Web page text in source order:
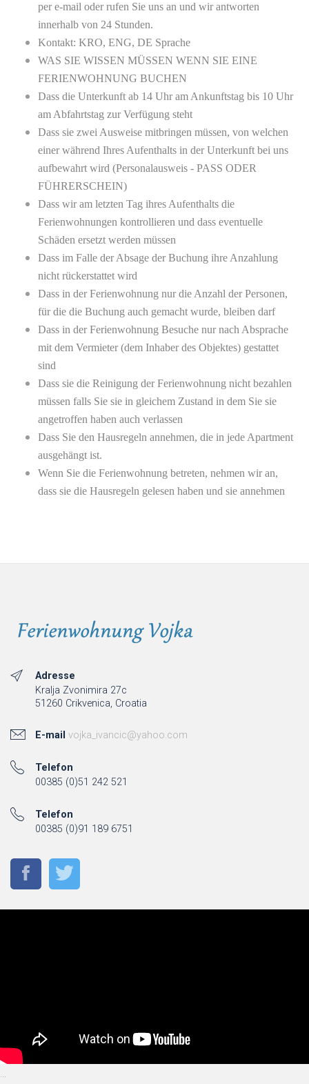
per e-mail oder rufen Sie uns an und wir antworten
innerhalb von 24 Stunden.
Kontakt: KRO, ENG, DE Sprache
WAS SIE WISSEN MÜSSEN WENN SIE EINE
FERIENWOHNUNG BUCHEN
Dass die Unterkunft ab 14 Uhr am Ankunftstag bis 10 Uhr
am Abfahrtstag zur Verfügung steht
Dass sie zwei Ausweise mitbringen müssen, von welchen
einer während Ihres Aufenthalts in der Unterkunft bei uns
aufbewahrt wird (Personalausweis - PASS ODER
FÜHRERSCHEIN)
Dass wir am letzten Tag ihres Aufenthalts die
Ferienwohnungen kontrollieren und dass eventuelle
Schäden ersetzt werden müssen
Dass im Falle der Absage der Buchung ihre Anzahlung
nicht rückerstattet wird
Dass in der Ferienwohnung nur die Anzahl der Personen,
für die die Buchung auch gemacht wurde, bleiben darf
Dass in der Ferienwohnung Besuche nur nach Absprache
mit dem Vermieter (dem Inhaber des Objektes) gestattet
sind
Dass sie die Reinigung der Ferienwohnung nicht bezahlen
müssen falls Sie sie in gleichem Zustand in dem Sie sie
angetroffen haben auch verlassen
Dass Sie den Hausregeln annehmen, die in jede Apartment
ausgehängt ist.
Wenn Sie die Ferienwohnung betreten, nehmen wir an,
dass sie die Hausregeln gelesen haben und sie annehmen
Adresse
Kralja Zvonimira 27c
51260 Crikvenica, Croatia
E-mail vojka_ivancic@yahoo.com
Telefon
00385 (0)51 242 521
Telefon
00385 (0)91 189 6751